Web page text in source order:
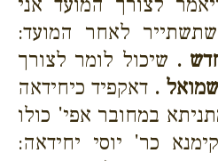
לאחר המועד:
. שיכול לומר לצורך
. דאקפיד כיחידאה
במחובר אפי' כולו
כר' יוסי יחידאה: